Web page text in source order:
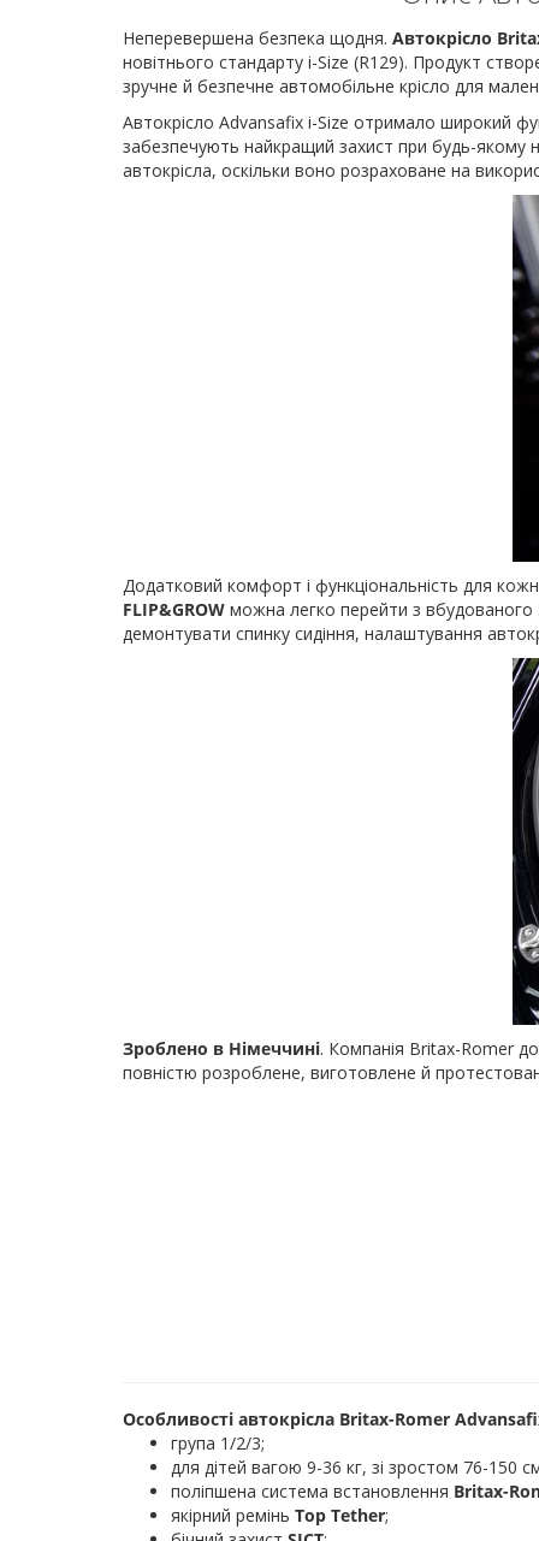
Неперевершена безпека щодня. Автокрісло
новітнього стандарту i-Size (R129). Продукт
зручне й безпечне автомобільне крісло для
Автокрісло Advansafix i-Size отримало широкий
забезпечують найкращий захист при будь-
автокрісла, оскільки воно розраховане на
Додатковий комфорт і функціональність для
FLIP&GROW можна легко перейти з вбудованого
демонтувати спинку сидіння, налаштування
Зроблено в Німеччині. Компанія Britax-Romer
повністю розроблене, виготовлене й
Особливості автокрісла Britax-Romer
група 1/2/3;
для дітей вагою 9-36 кг, зі зростом 76-150
поліпшена система встановлення Britax-
якірний ремінь Top Tether;